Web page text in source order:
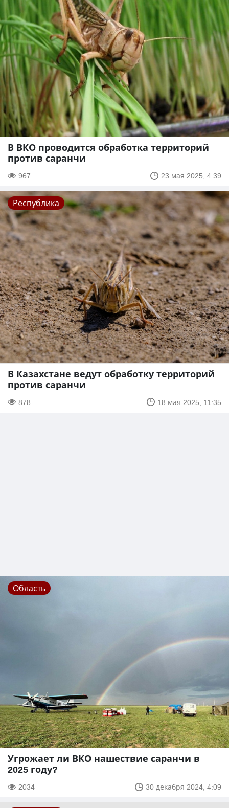
В ВКО проводится обработка территорий
против саранчи
967 23 мая 2025, 4:39
Республика
В Казахстане ведут обработку территорий
против саранчи
878 18 мая 2025, 11:35
Область
Угрожает ли ВКО нашествие саранчи в
2025 году?
2034 30 декабря 2024, 4:09